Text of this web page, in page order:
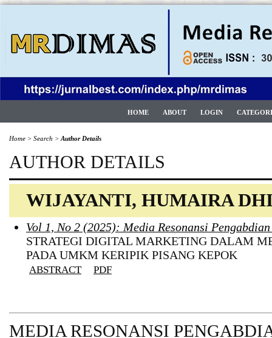
HOME ABOUT LOGIN
Home > Search > Author Details
AUTHOR DETAILS
WIJAYANTI, HUMAIRA
Vol 1, No 2 (2025): Media Resonansi
STRATEGI DIGITAL MARKETING DALAM
PADA UMKM KERIPIK PISANG KEPOK
ABSTRACT PDF
MEDIA RESONANSI